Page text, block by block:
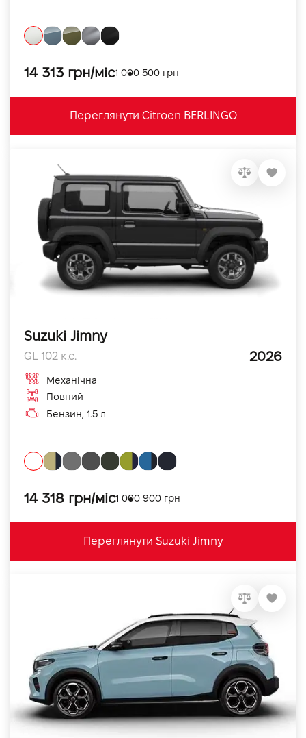
14 313 грн/міс1 000 500 грн
Переглянути Citroen BERLINGO
Suzuki Jimny
GL 102 к.с. 2026
Механічна
Повний
Бензин, 1.5 л
14 318 грн/міс1 000 900 грн
Переглянути Suzuki Jimny